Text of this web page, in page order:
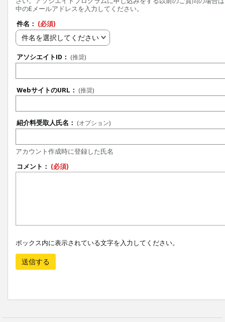
中のEメールアドレスを入力してください。
件名： (必須)
件名を選択してください
アソシエイトID： (推奨)
WebサイトのURL： (推奨)
紹介料受取人氏名： (オプション)
アカウント作成時に登録した氏名
コメント： (必須)
ボックス内に表示されている文字を入力してください。
送信する